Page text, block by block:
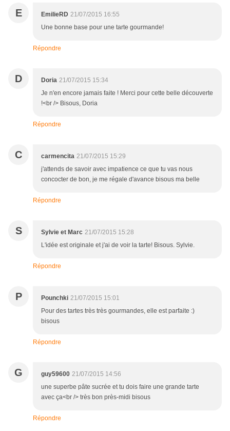
E EmilieRD 21/07/2015 16:55
Une bonne base pour une tarte gourmande!
Répondre
D Doria 21/07/2015 15:34
Je n'en encore jamais faite ! Merci pour cette belle découverte
!<br /> Bisous, Doria
Répondre
C carmencita 21/07/2015 15:29
j'attends de savoir avec impatience ce que tu vas nous
concocter de bon, je me régale d'avance bisous ma belle
Répondre
S Sylvie et Marc 21/07/2015 15:28
L'idée est originale et j'ai de voir la tarte! Bisous. Sylvie.
Répondre
P Pounchki 21/07/2015 15:01
Pour des tartes très très gourmandes, elle est parfaite :)
bisous
Répondre
G guy59600 21/07/2015 14:56
une superbe pâte sucrée et tu dois faire une grande tarte
avec ça<br /> très bon près-midi bisous
Répondre